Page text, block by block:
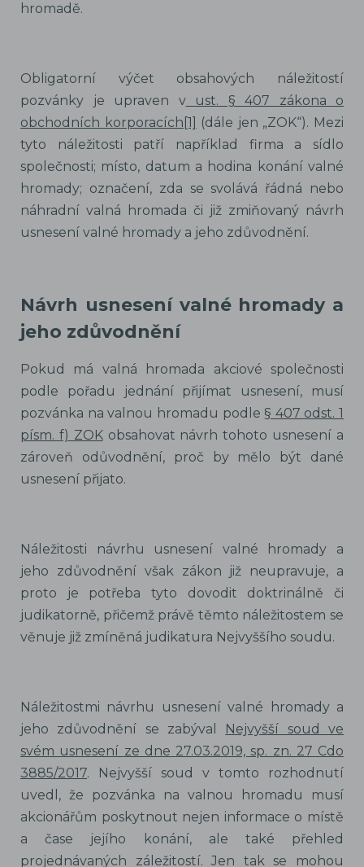
hromadě.
Obligatorní výčet obsahových náležitostí
pozvánky je upraven vust. § 407 zákona o
obchodních korporacích[1] (dále jen „ZOK“). Mezi
tyto náležitosti patří například firma a sídlo
společnosti; místo, datum a hodina konání valné
hromady; označení, zda se svolává řádná nebo
náhradní valná hromada či již zmiňovaný návrh
usnesení valné hromady a jeho zdůvodnění.
Návrh usnesení valné hromady a
jeho zdůvodnění
Pokud má valná hromada akciové společnosti
podle pořadu jednání přijímat usnesení, musí
pozvánka na valnou hromadu podle § 407 odst. 1
písm. f) ZOKobsahovat návrh tohoto usnesení a
zároveň odůvodnění, proč by mělo být dané
usnesení přijato.
Náležitosti návrhu usnesení valné hromady a
jeho zdůvodnění však zákon již neupravuje, a
proto je potřeba tyto dovodit doktrinálně či
judikatorně, přičemž právě těmto náležitostem se
věnuje již zmíněná judikatura Nejvyššího soudu.
Náležitostmi návrhu usnesení valné hromady a
jeho zdůvodnění se zabýval Nejvyšší soud ve
svém usnesení ze dne 27.03.2019, sp. zn. 27 Cdo
3885/2017. Nejvyšší soud v tomto rozhodnutí
uvedl, že pozvánka na valnou hromadu musí
akcionářům poskytnout nejen informace o místě
a čase jejího konání, ale také přehled
projednávaných záležitostí. Jen tak se mohou